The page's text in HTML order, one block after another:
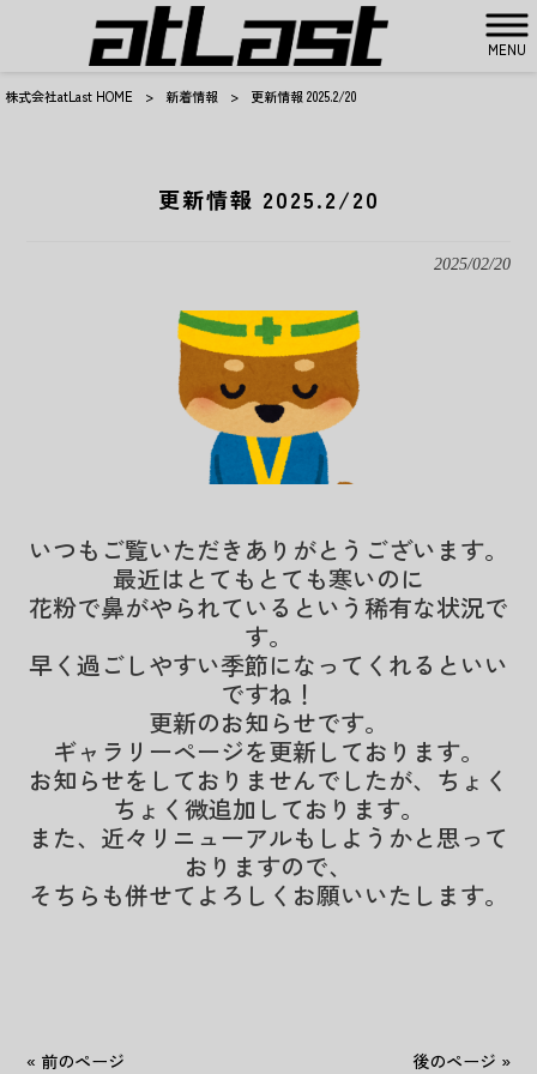
MENU
株式会社atLast HOME > 新着情報 > 更新情報 2025.2/20
更新情報 2025.2/20
2025/02/20
いつもご覧いただきありがとうございます。
最近はとてもとても寒いのに
花粉で鼻がやられているという稀有な状況で
す。
早く過ごしやすい季節になってくれるといい
ですね！
更新のお知らせです。
ギャラリーページを更新しております。
お知らせをしておりませんでしたが、ちょく
ちょく微追加しております。
また、近々リニューアルもしようかと思って
おりますので、
そちらも併せてよろしくお願いいたします。
« 前のページ 後のページ »